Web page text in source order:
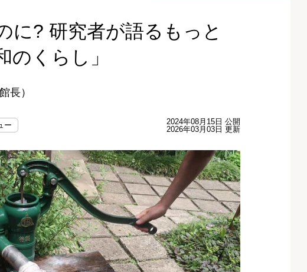
に? 研究者が語るもっと
のくらし」
長）
ー
2024年08月15日 公開
2026年03月03日 更新